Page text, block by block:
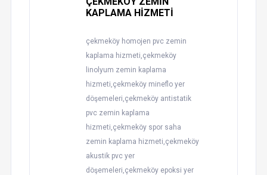
KAPLAMA HİZMETİ
çekmeköy homojen pvc zemin
kaplama hizmeti,çekmeköy
linolyum zemin kaplama
hizmeti,çekmeköy mineflo yer
döşemeleri,çekmeköy antistatik
pvc zemin kaplama
hizmeti,çekmeköy spor saha
zemin kaplama hizmeti,çekmeköy
akustik pvc yer
döşemeleri,çekmeköy epoksi yer